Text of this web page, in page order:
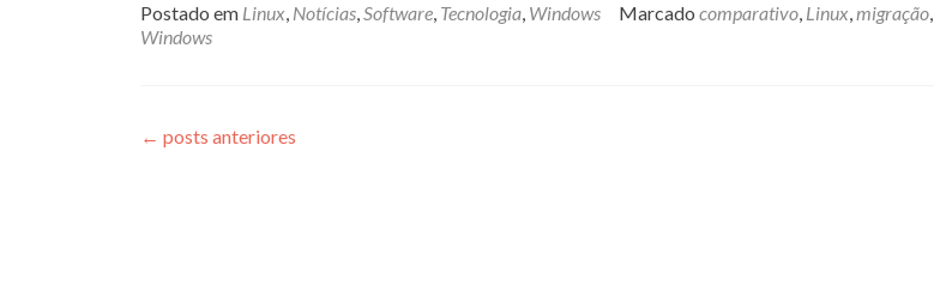
Postado em Linux, Notícias,Software, Tecnologia, Windows Marcado comparativo, Linux,migração,
Windows
← posts anteriores